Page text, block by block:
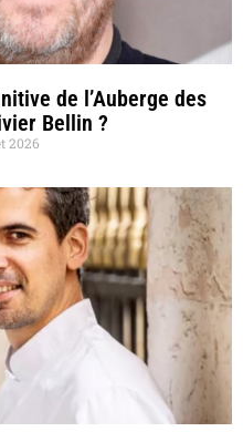
de l’Auberge des
Bellin ?
2026